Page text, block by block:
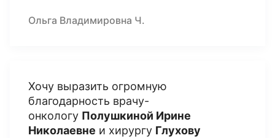
Ольга Владимировна Ч.
Хочу выразить огромную
благодарность врачу-
онкологу Полушкиной Ирине
Николаевне и хирургу Глухову